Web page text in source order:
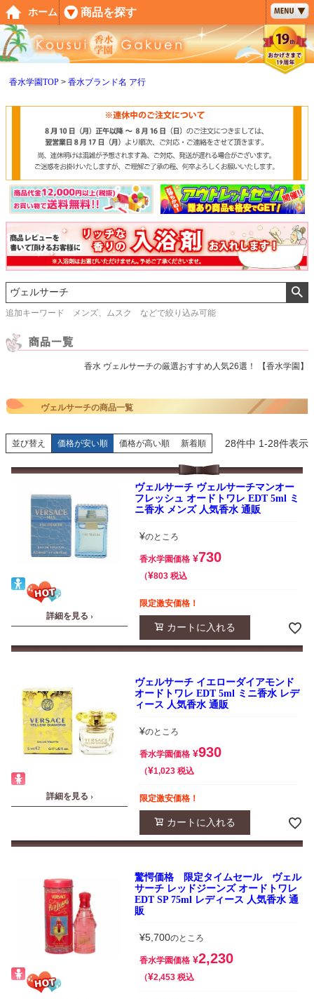
香水学園TOP 香水ブランド名 ア行
追加キーワード メンズ、ムスク などで絞り込み可能
香水 ヴェルサーチの厳選おすすめ人気26選！ 【香水学園】
ヴェルサーチの商品一覧
並び替え 価格が安い順 価格が高い順 新着順 28件中 1-28件表示
詳細を見る ›
ヴェルサーチ ヴェルサーチマンオー
フレッシュ オードトワレ EDT 5ml ミ
ニ香水 メンズ 人気香水 通販
¥のところ
香水学園価格 ¥730
¥803 税込
限定激安価格！
カートに入れる
詳細を見る ›
ヴェルサーチ イエローダイアモンド
オードトワレ EDT 5ml ミニ香水 レデ
ィース 人気香水 通販
¥のところ
香水学園価格 ¥930
¥1,023 税込
限定激安価格！
カートに入れる
驚愕価格 限定タイムセール ヴェル
サーチ レッドジーンズ オードトワレ
EDT SP 75ml レディース 人気香水 通
販
¥5,700のところ
香水学園価格 ¥2,230
¥2,453 税込
ペー
ジト
ップ
へ
ホーム 商品を探す